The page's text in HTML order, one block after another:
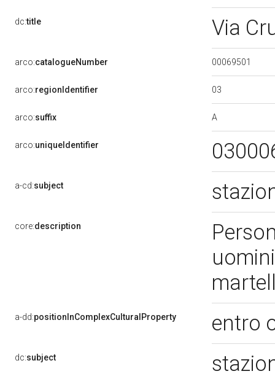
dc:title Via
arco:catalogueNumber 00069501
arco:regionIdentifier 03
arco:suffix A
arco:uniqueIdentifier
a-cd:subject
core:description
a-dd:positionInComplexCulturalProperty entro
dc:subject